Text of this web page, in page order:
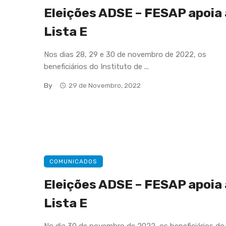
Eleições ADSE – FESAP apoia
Lista E
Nos dias 28, 29 e 30 de novembro de 2022, os
beneficiários do Instituto de ...
By 29 de Novembro, 2022
COMUNICADOS
Eleições ADSE – FESAP apoia
Lista E